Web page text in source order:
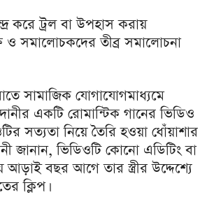
করে ট্রল বা উপহাস করায়
ও সমালোচকদের তীব্র সমালোচনা
সামাজিক যোগাযোগমাধ্যমে
একটি রোমান্টিক গানের ভিডিও
সত্যতা নিয়ে তৈরি হওয়া ধোঁয়াশার
জানান, ভিডিওটি কোনো এডিটিং বা
আড়াই বছর আগে তার স্ত্রীর উদ্দেশ্যে
ক্লিপ।